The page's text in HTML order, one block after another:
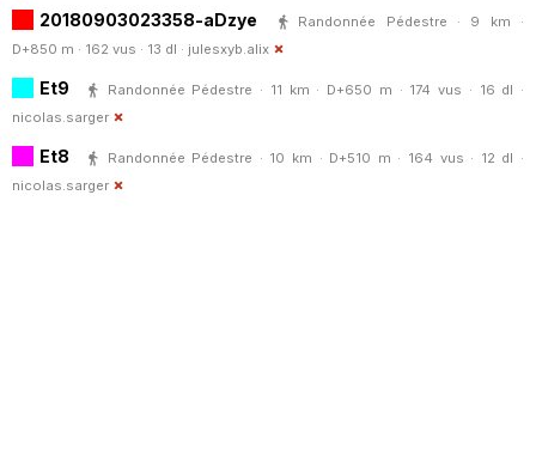
20180903023358-aDzye
Randonnée Pédestre · 9 km ·
D+850 m · 162 vus · 13 dl · julesxyb.alix
Et9
Randonnée Pédestre · 11 km · D+650 m · 174 vus · 16 dl ·
nicolas.sarger
Et8
Randonnée Pédestre · 10 km · D+510 m · 164 vus · 12 dl ·
nicolas.sarger